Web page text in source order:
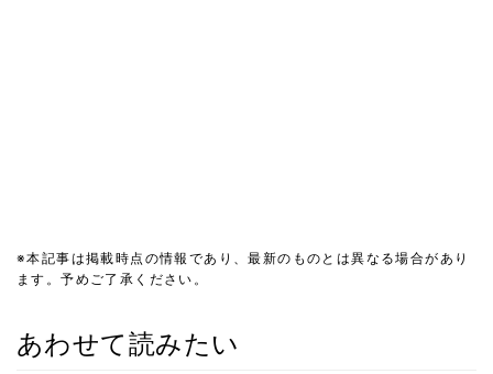
※本記事は掲載時点の情報であり、最新のものとは異なる場合があり
ます。予めご了承ください。
あわせて読みたい